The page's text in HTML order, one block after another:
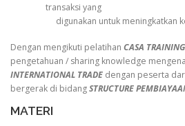
transaksi yang
digunakan untuk meningkatkan
Dengan mengikuti pelatihan CASA TRAINING
pengetahuan / sharing knowledge
INTERNATIONAL TRADE dengan peserta
bergerak di bidangSTRUCTURE
MATERI